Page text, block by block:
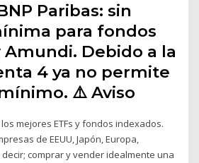
Paribas: sin
para fondos
Debido a la
4 ya no permite
⚠️ Aviso
mejores ETFs y fondos indexados.
de EEUU, Japón, Europa,
comprar y vender idealmente una